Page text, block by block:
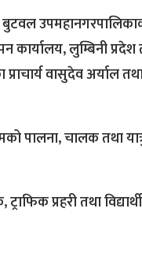
बुटवल
कार्यालय, लुम्बिनी प्रदेश
वासुदेव अर्याल तथा
पालना, चालक तथा
प्रहरी तथा